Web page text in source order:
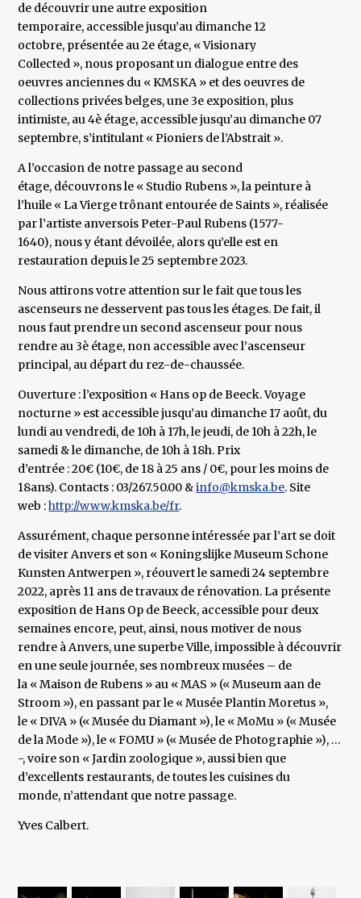
de découvrir une autre exposition
temporaire, accessible jusqu’au dimanche 12
octobre, présentée au 2e étage, « Visionary
Collected », nous proposant un dialogue entre des
oeuvres anciennes du « KMSKA » et des oeuvres de
collections privées belges, une 3e exposition, plus
intimiste, au 4è étage, accessible jusqu’au dimanche 07
septembre, s’intitulant « Pioniers de l’Abstrait ».
A l’occasion de notre passage au second
étage, découvrons le « Studio Rubens », la peinture à
l’huile « La Vierge trônant entourée de Saints », réalisée
par l’artiste anversois Peter-Paul Rubens (1577-
1640), nous y étant dévoilée, alors qu’elle est en
restauration depuis le 25 septembre 2023.
Nous attirons votre attention sur le fait que tous les
ascenseurs ne desservent pas tous les étages. De fait, il
nous faut prendre un second ascenseur pour nous
rendre au 3è étage, non accessible avec l’ascenseur
principal, au départ du rez-de-chaussée.
Ouverture : l’exposition « Hans op de Beeck. Voyage
nocturne » est accessible jusqu’au dimanche 17 août, du
lundi au vendredi, de 10h à 17h, le jeudi, de 10h à 22h, le
samedi & le dimanche, de 10h à 18h. Prix
d’entrée : 20€ (10€, de 18 à 25 ans / 0€, pour les moins de
18ans). Contacts : 03/267.50.00 &info@kmska.be. Site
web :http://www.kmska.be/fr.
Assurément, chaque personne intéressée par l’art se doit
de visiter Anvers et son « Koningslijke Museum Schone
Kunsten Antwerpen », réouvert le samedi 24 septembre
2022, après 11 ans de travaux de rénovation. La présente
exposition de Hans Op de Beeck, accessible pour deux
semaines encore, peut, ainsi, nous motiver de nous
rendre à Anvers, une superbe Ville, impossible à découvrir
en une seule journée, ses nombreux musées – de
la « Maison de Rubens » au « MAS » (« Museum aan de
Stroom »), en passant par le « Musée Plantin Moretus »,
le « DIVA » (« Musée du Diamant »), le « MoMu » (« Musée
de la Mode »), le « FOMU » (« Musée de Photographie »), …
-, voire son « Jardin zoologique », aussi bien que
d’excellents restaurants, de toutes les cuisines du
monde, n’attendant que notre passage.
Yves Calbert.